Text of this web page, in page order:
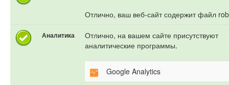
Отлично, ваш веб-сайт содержит файл
Аналитика
Отлично, на вашем сайте присутствуют
аналитические программы.
Google Analytics